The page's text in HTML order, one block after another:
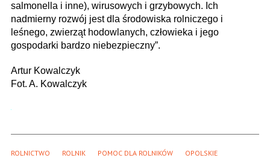
salmonella i inne), wirusowych i grzybowych. Ich
nadmierny rozwój jest dla środowiska rolniczego i
leśnego, zwierząt hodowlanych, człowieka i jego
gospodarki bardzo niebezpieczny”.
Artur Kowalczyk
Fot. A. Kowalczyk
ROLNICTWO ROLNIK POMOC DLA ROLNIKÓW OPOLSKIE